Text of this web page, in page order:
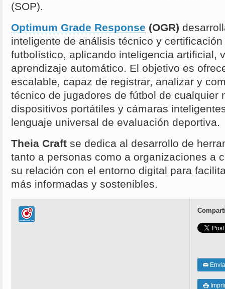
(SOP).
Optimum Grade Response (OGR)
inteligente de análisis técnico y
futbolístico, aplicando inteligencia artificial,
aprendizaje automático. El objetivo es
escalable, capaz de registrar, analizar y
técnico de jugadores de fútbol de cualquier
dispositivos portátiles y cámaras
lenguaje universal de evaluación
Theia Craft se dedica al desarrollo de
tanto a personas como a organizaciones a
su relación con el entorno digital para
más informadas y sostenibles.
✉
